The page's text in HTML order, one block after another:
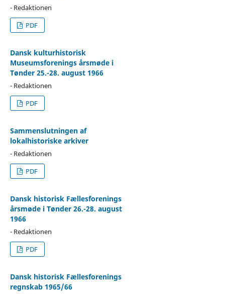
- Redaktionen
PDF
Dansk kulturhistorisk
Museumsforenings årsmøde i
Tønder 25.-28. august 1966
- Redaktionen
PDF
Sammenslutningen af
lokalhistoriske arkiver
- Redaktionen
PDF
Dansk historisk Fællesforenings
årsmøde i Tønder 26.-28. august
1966
- Redaktionen
PDF
Dansk historisk Fællesforenings
regnskab 1965/66